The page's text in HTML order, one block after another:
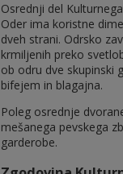
Osrednji del
Oder ima koristne
dveh strani. Odrsko
krmiljenih preko
ob odru dve skupinski
bifejem in blagajna.
Poleg osrednje
mešanega pevskega
garderobe.